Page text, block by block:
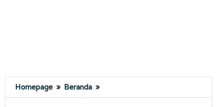
Homepage » Beranda »
di